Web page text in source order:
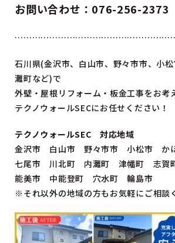
お問い合わせ：076-256-2373
石川県(金沢市、白山市、野々市市、小
灘町など)で
外壁・屋根リフォーム・板金工事をお考
テクノウォールSECにお任せください！
テクノウォールSEC 対応地域
金沢市 白山市 野々市市 小松市 か
七尾市 川北町 内灘町 津幡町 志賀
能美市 中能登町 穴水町 輪島市
※それ以外の地域の方もお気軽にご相談